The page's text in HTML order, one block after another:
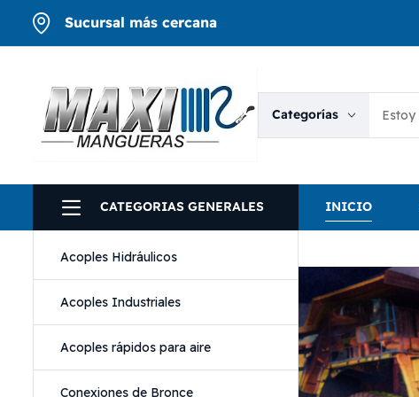
Sucursal más cercana
Categorías
CATEGORIAS GENERALES
Acoples Hidráulicos
Acoples Industriales
Acoples rápidos para aire
Conexiones de Bronce
INICIO